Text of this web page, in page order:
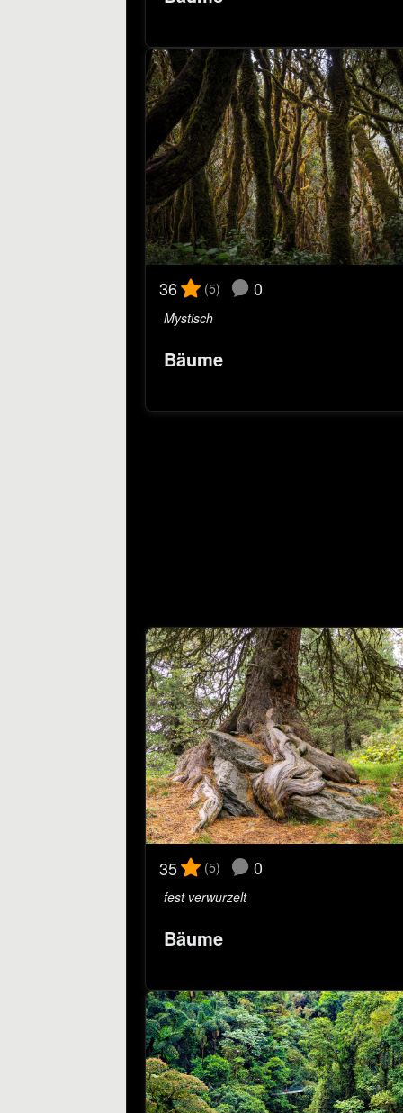
36 (5) 0
Mystisch
Bäume
35 (5) 0
fest verwurzelt
Bäume